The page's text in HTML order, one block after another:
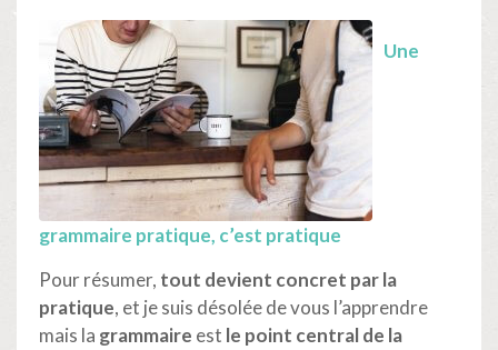
Une
grammaire pratique, c’est pratique
Pour résumer, tout devient concret par la
pratique, et je suis désolée de vous l’apprendre
mais la grammaire est le point central de la